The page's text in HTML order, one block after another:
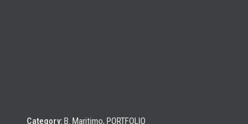
Category:B. Maritimo PORTFOLIO